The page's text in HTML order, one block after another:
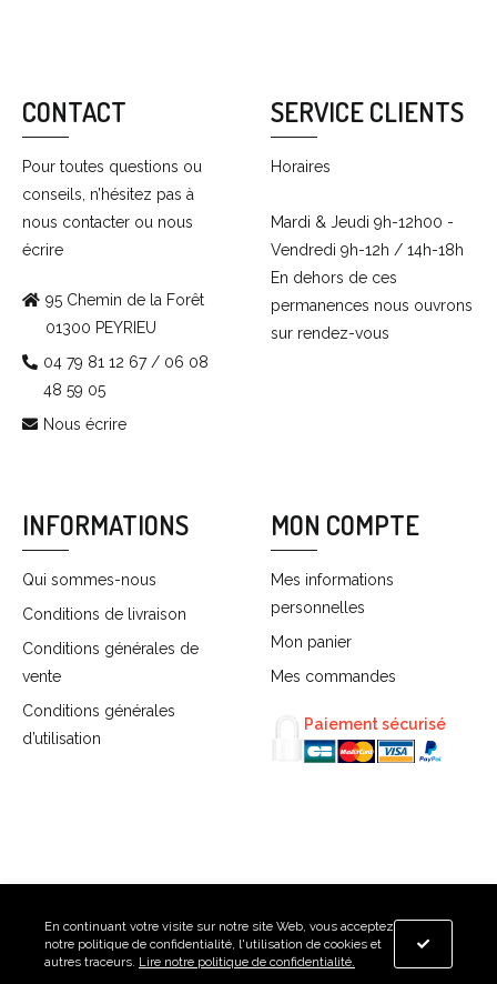
CONTACT
Pour toutes questions ou
conseils, n’hésitez pas à
nous contacter ou nous
écrire
95 Chemin de la Forêt
01300 PEYRIEU
04 79 81 12 67 / 06 08
48 59 05
Nous écrire
SERVICE CLIENTS
Horaires
Mardi & Jeudi 9h-12h00 -
Vendredi 9h-12h / 14h-18h
En dehors de ces
permanences nous ouvrons
sur rendez-vous
INFORMATIONS
Qui sommes-nous
Conditions de livraison
Conditions générales de
vente
Conditions générales
d’utilisation
MON COMPTE
Mes informations
personnelles
Mon panier
Mes commandes
Paiement sécurisé
En continuant votre visite sur notre site Web, vous acceptez
notre politique de confidentialité, l'utilisation de cookies et
autres traceurs. Lire notre politique de confidentialité.